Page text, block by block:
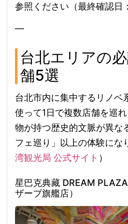
参照ください（最終確認日
—
台北エリアの
舗5選
台北市内に集中するリノベ
使って1日で複数店舗を巡
物が持つ歴史的文脈が異な
フェ巡り」以上の体験にな
湾観光局 公式サイト ）
星巴克典藏 DREAM
ザーブ旗艦店）